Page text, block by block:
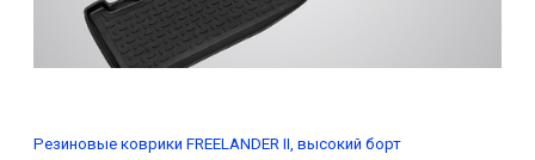
Резиновые коврики FREELANDER II, высокий борт